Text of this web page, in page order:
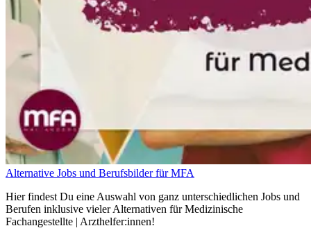
Alternative Jobs und Berufsbilder für MFA
Hier findest Du eine Auswahl von ganz unterschiedlichen Jobs und
Berufen inklusive vieler Alternativen für Medizinische
Fachangestellte | Arzthelfer:innen!